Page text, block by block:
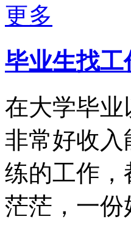
更多
毕业生找
在大学毕
非常好收
练的工作
茫茫，一